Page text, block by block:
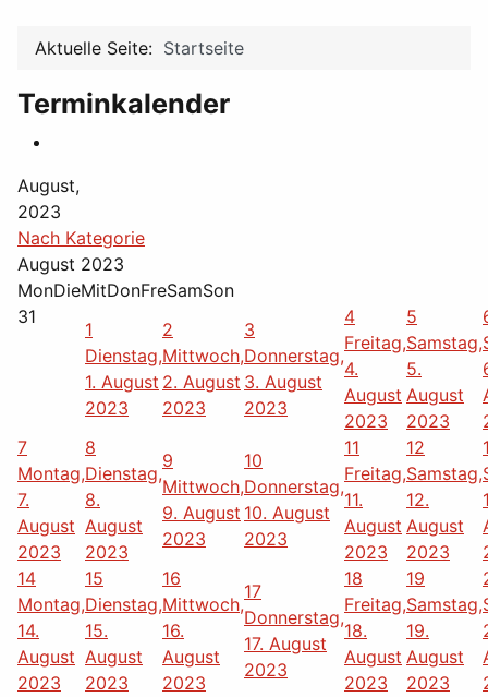
Aktuelle Seite: Startseite
Terminkalender
August,
2023
Nach Kategorie
August 2023
MonDieMitDonFreSamSon
31
1
Dienstag,
1. August
2023
2
Mittwoch,
2. August
2023
3
Donnerstag,
3. August
2023
4
Freitag,
4.
August
2023
5
Samstag,
5.
August
2023
7
Montag,
7.
August
2023
8
Dienstag,
8.
August
2023
9
Mittwoch,
9. August
2023
10
Donnerstag,
10. August
2023
11
Freitag,
11.
August
2023
12
Samstag,
12.
August
2023
14
Montag,
14.
August
2023
15
Dienstag,
15.
August
2023
16
Mittwoch,
16.
August
2023
17
Donnerstag,
17. August
2023
18
Freitag,
18.
August
2023
19
Samstag,
19.
August
2023